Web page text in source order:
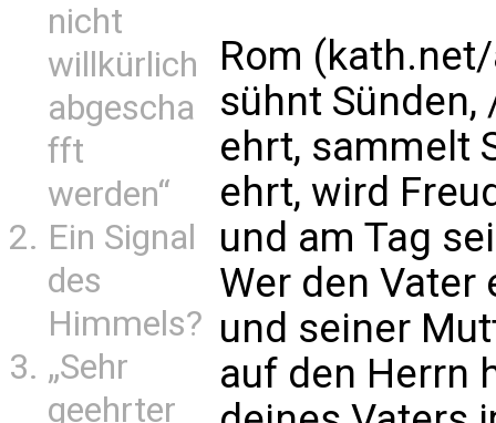
nicht
willkürlich
abgescha
fft
werden“
Ein Signal
des
Himmels?
„Sehr
geehrter
Rom
sühnt
ehrt, sammelt
ehrt, wird
und am Tag
Wer den Vater
und seiner
auf den Herrn